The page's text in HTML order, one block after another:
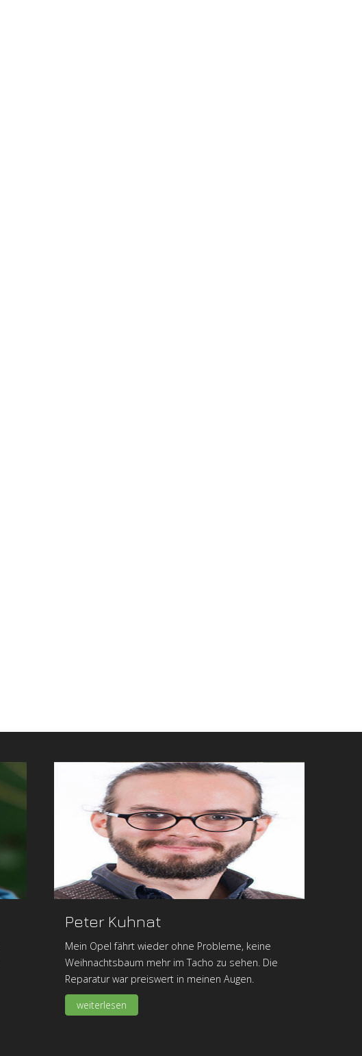
Peter Kuhnat
Mein Opel fährt wieder ohne Probleme, keine
Weihnachtsbaum mehr im Tacho zu sehen. Die
Reparatur war preiswert in meinen Augen.
weiterlesen